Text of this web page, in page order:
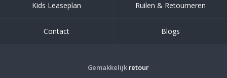
Kids Leaseplan Ruilen & Retourneren
Contact Blogs
Gemakkelijk retour